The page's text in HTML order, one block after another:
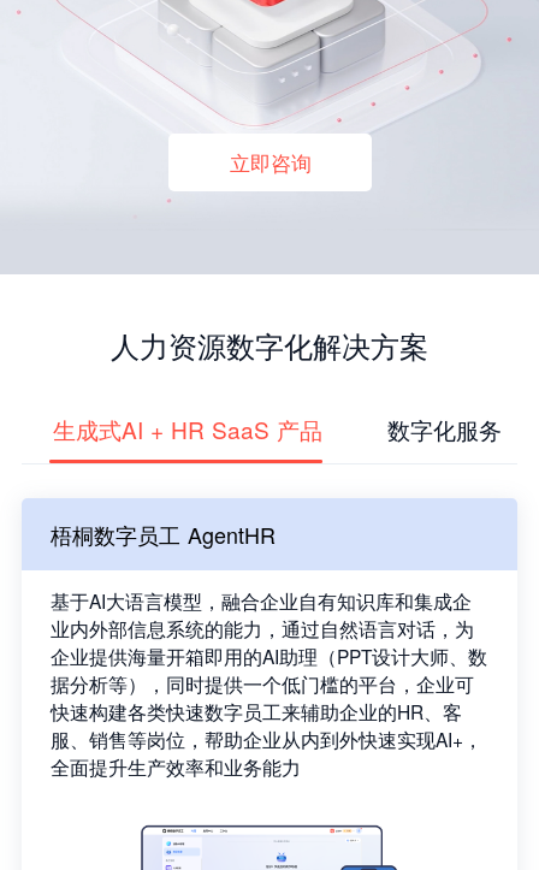
立即咨询
人力资源数字化解决方案
生成式AI + HR SaaS 产品 数字化服务
梧桐数字员工 AgentHR
基于AI大语言模型，融合企业自有知识库和集成企
业内外部信息系统的能力，通过自然语言对话，为
企业提供海量开箱即用的AI助理（PPT设计大师、数
据分析等），同时提供一个低门槛的平台，企业可
快速构建各类快速数字员工来辅助企业的HR、客
服、销售等岗位，帮助企业从内到外快速实现AI+，
全面提升生产效率和业务能力